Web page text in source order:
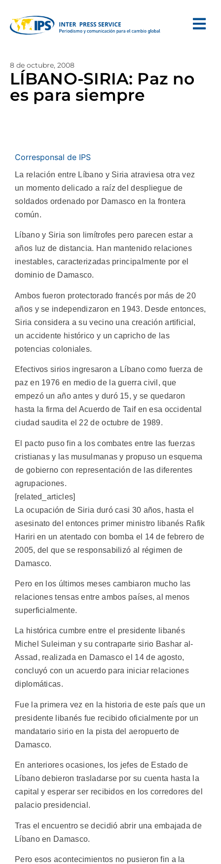
8 de octubre, 2008
LÍBANO-SIRIA: Paz no
es para siempre
Corresponsal de IPS
La relación entre Líbano y Siria atraviesa otra vez
un momento delicado a raíz del despliegue de
soldados ordenado por Damasco en la frontera
común.
Líbano y Siria son limítrofes pero parecen estar a
años luz de distancia. Han mantenido relaciones
inestables, caracterizadas principalmente por el
dominio de Damasco.
Ambos fueron protectorado francés por más de 20
años y se independizaron en 1943. Desde entonces,
Siria considera a su vecino una creación artificial,
un accidente histórico y un capricho de las
potencias coloniales.
Efectivos sirios ingresaron a Líbano como fuerza de
paz en 1976 en medio de la guerra civil, que
empezó un año antes y duró 15, y se quedaron
hasta la firma del Acuerdo de Taif en esa occidental
ciudad saudita el 22 de octubre de 1989.
El pacto puso fin a los combates entre las fuerzas
cristianas y las musulmanas y propuso un esquema
de gobierno con representación de las diferentes
agrupaciones.
[related_articles]
La ocupación de Siria duró casi 30 años, hasta el
asesinato del entonces primer ministro libanés Rafik
Hariri en un atentado con bomba el 14 de febrero de
2005, del que se responsabilizó al régimen de
Damasco.
Pero en los últimos meses cambiaron mucho las
relaciones tensas entre ambos países, al menos
superficialmente.
La histórica cumbre entre el presidente libanés
Michel Suleiman y su contraparte sirio Bashar al-
Assad, realizada en Damasco el 14 de agosto,
concluyó con un acuerdo para iniciar relaciones
diplomáticas.
Fue la primera vez en la historia de este país que un
presidente libanés fue recibido oficialmente por un
mandatario sirio en la pista del aeropuerto de
Damasco.
En anteriores ocasiones, los jefes de Estado de
Líbano debieron trasladarse por su cuenta hasta la
capital y esperar ser recibidos en los corredores del
palacio presidencial.
Tras el encuentro se decidió abrir una embajada de
Líbano en Damasco.
Pero esos acontecimientos no pusieron fin a la